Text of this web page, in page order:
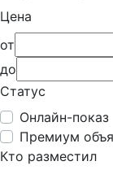
Цена
от
до
Статус
Онлайн-показ
Премиум
Кто разместил